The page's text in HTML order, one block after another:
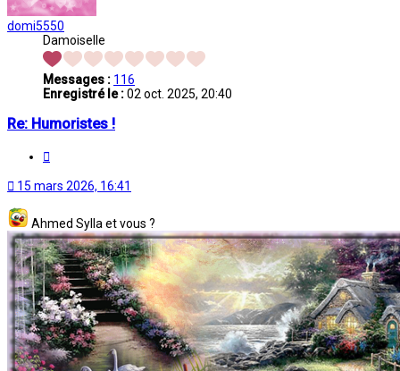
domi5550
Damoiselle
Messages : 116
Enregistré le :02 oct. 2025, 20:40
Re: Humoristes !
15 mars 2026, 16:41
Ahmed Sylla et vous ?